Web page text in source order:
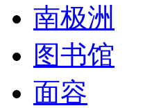
南极洲
图书馆
面容